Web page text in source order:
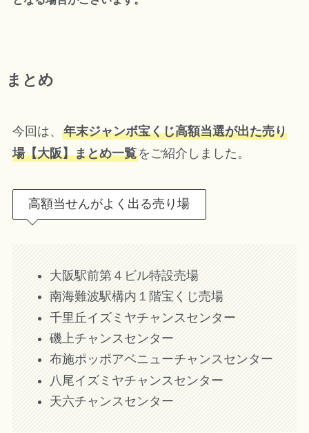
まとめ
今回は、 年末ジャンボ宝くじ高額当選が出た売り
場【大阪】まとめ一覧をご紹介しました。
高額当せんがよく出る売り場
大阪駅前第４ビル特設売場
南海難波駅構内１階宝くじ売場
千里丘イズミヤチャンスセンター
磯上チャンスセンター
布施ポッポアベニューチャンスセンター
八尾イズミヤチャンスセンター
天六チャンスセンター